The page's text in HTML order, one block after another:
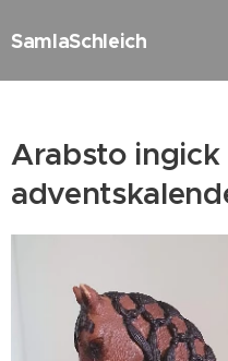
SamlaSchleich
Arabsto ingick